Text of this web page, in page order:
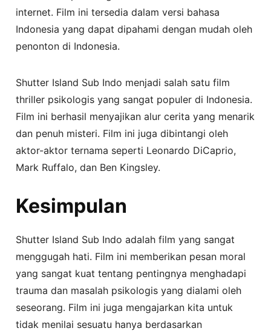
internet. Film ini tersedia dalam versi bahasa
Indonesia yang dapat dipahami dengan mudah oleh
penonton di Indonesia.
Shutter Island Sub Indo menjadi salah satu film
thriller psikologis yang sangat populer di Indonesia.
Film ini berhasil menyajikan alur cerita yang menarik
dan penuh misteri. Film ini juga dibintangi oleh
aktor-aktor ternama seperti Leonardo DiCaprio,
Mark Ruffalo, dan Ben Kingsley.
Kesimpulan
Shutter Island Sub Indo adalah film yang sangat
menggugah hati. Film ini memberikan pesan moral
yang sangat kuat tentang pentingnya menghadapi
trauma dan masalah psikologis yang dialami oleh
seseorang. Film ini juga mengajarkan kita untuk
tidak menilai sesuatu hanya berdasarkan